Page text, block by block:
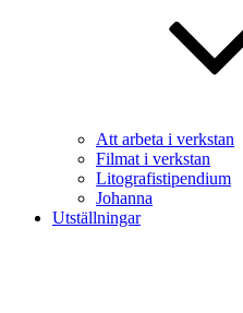
Att arbeta i verkstan
Filmat i verkstan
Litografistipendium
Johanna
Utställningar